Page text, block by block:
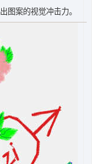
图案的视觉冲击力。